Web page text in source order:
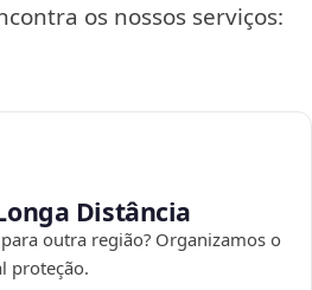
os nossos serviços:
Distância
outra região? Organizamos o
proteção.